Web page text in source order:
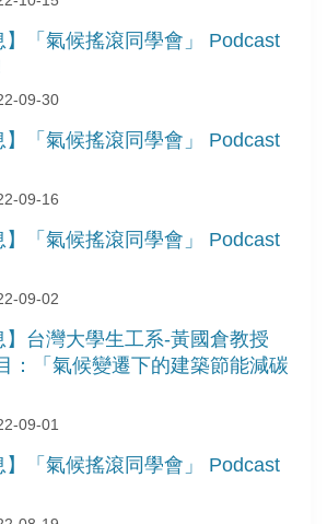
「氣候搖滾同學會」 Podcast
09-30
「氣候搖滾同學會」 Podcast
09-16
「氣候搖滾同學會」 Podcast
09-02
台灣大學生工系-黃國倉教授
：「氣候變遷下的建築節能減碳
09-01
「氣候搖滾同學會」 Podcast